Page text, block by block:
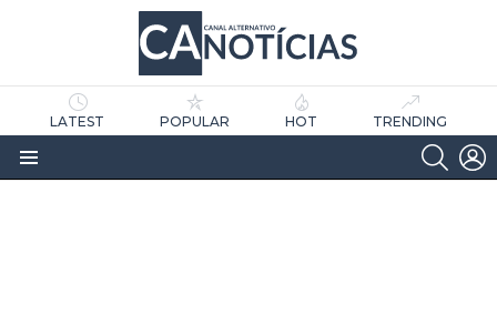
LATEST POPULAR HOT TRENDING
Menu